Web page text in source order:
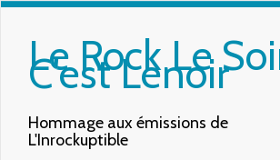
Le Rock Le
C'est Lenoir
Hommage aux émissions de
L'Inrockuptible